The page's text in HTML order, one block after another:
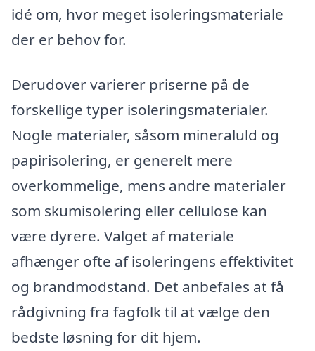
idé om, hvor meget isoleringsmateriale
der er behov for.
Derudover varierer priserne på de
forskellige typer isoleringsmaterialer.
Nogle materialer, såsom mineraluld og
papirisolering, er generelt mere
overkommelige, mens andre materialer
som skumisolering eller cellulose kan
være dyrere. Valget af materiale
afhænger ofte af isoleringens effektivitet
og brandmodstand. Det anbefales at få
rådgivning fra fagfolk til at vælge den
bedste løsning for dit hjem.